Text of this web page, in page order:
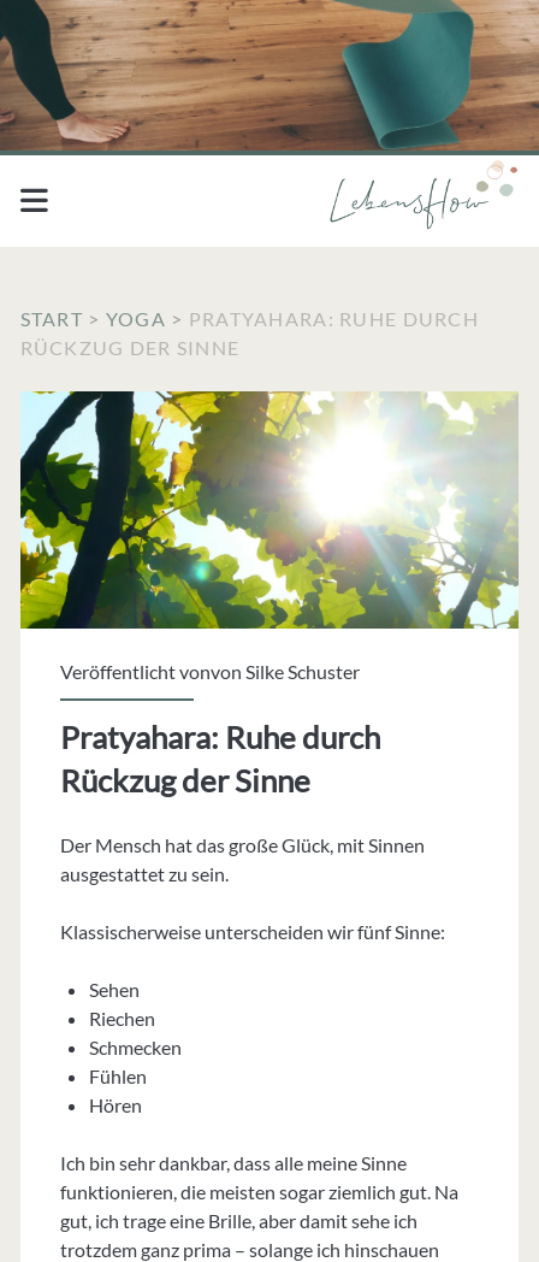
START > YOGA > PRATYAHARA: RUHE DURCH
RÜCKZUG DER SINNE
Veröffentlicht vonvon Silke Schuster
Pratyahara: Ruhe durch
Rückzug der Sinne
Der Mensch hat das große Glück, mit Sinnen
ausgestattet zu sein.
Klassischerweise unterscheiden wir fünf Sinne:
Sehen
Riechen
Schmecken
Fühlen
Hören
Ich bin sehr dankbar, dass alle meine Sinne
funktionieren, die meisten sogar ziemlich gut. Na
gut, ich trage eine Brille, aber damit sehe ich
trotzdem ganz prima – solange ich hinschauen